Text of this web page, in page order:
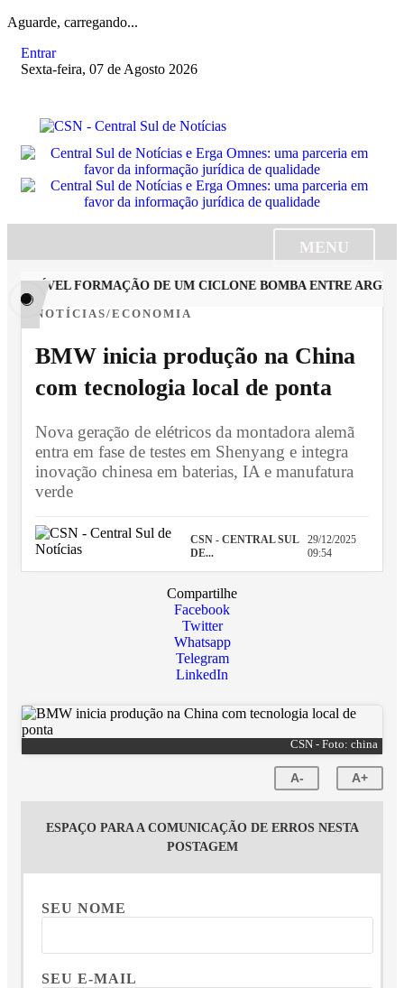
Aguarde, carregando...
Entrar
Sexta-feira, 07 de Agosto 2026
MENU
FORMAÇÃO DE UM CICLONE BOMBA ENTRE
NOTÍCIAS/ECONOMIA
BMW inicia produção na China
com tecnologia local de ponta
Nova geração de elétricos da montadora alemã
entra em fase de testes em Shenyang e integra
inovação chinesa em baterias, IA e manufatura
verde
CSN - CENTRAL SUL
DE...
29/12/2025
09:54
Compartilhe
Facebook
Twitter
Whatsapp
Telegram
LinkedIn
CSN - Foto: china
A- A+
ESPAÇO PARA A COMUNICAÇÃO DE ERROS NESTA
POSTAGEM
SEU NOME
SEU E-MAIL